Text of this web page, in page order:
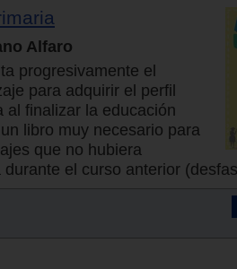
Alfaro
progresivamente el
para adquirir el perfil
al finalizar la educación
libro muy necesario para
que no hubiera
el curso anterior